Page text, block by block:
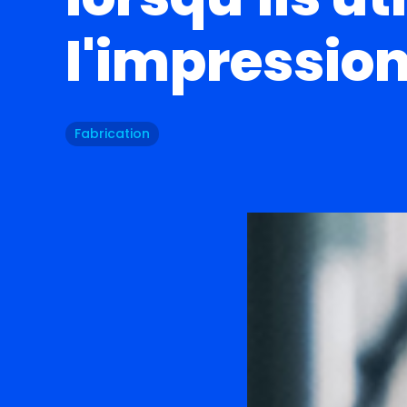
Fabrication